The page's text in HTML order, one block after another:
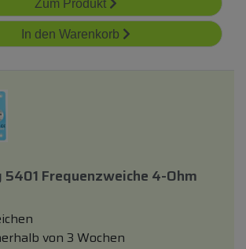
Zum Produkt
In den Warenkorb
Frequenzweiche 4-Ohm
von 3 Wochen